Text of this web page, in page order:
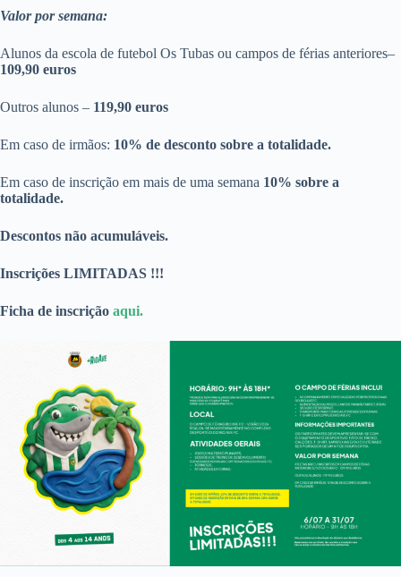
Valor por semana:
Alunos da escola de futebol Os Tubas ou campos de férias anteriores–
109,90 euros
Outros alunos – 119,90 euros
Em caso de irmãos: 10% de desconto sobre a totalidade.
Em caso de inscrição em mais de uma semana 10% sobre a
totalidade.
Descontos não acumuláveis.
Inscrições LIMITADAS !!!
Ficha de inscrição aqui.